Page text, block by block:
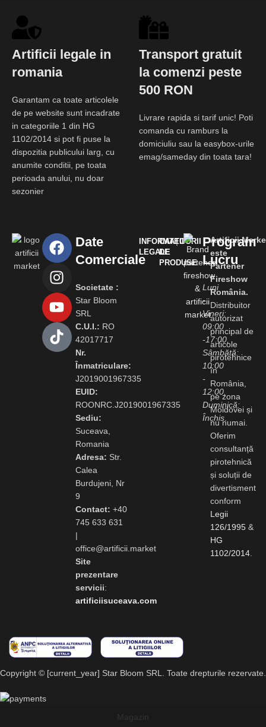
Artificii legale in
romania
Garantam ca toate articolele
de pe website sunt incadrate
in categoriile 1 din HG
1102/2014 si pot fi puse la
dispozitia publicului larg, cu
anumite conditii, pe toata
perioada anului, nu doar
sezonier
Transport gratuit
la comenzi peste
500 RON
Livrare rapida si tarif unic! Poti
comanda cu ramburs la
domiciuliu sau la easybox-urile
emag/sameday din toata tara!
Date
Comerciale
Societate :
Star Bloom
SRL
C.U.I.: RO
42017717
Nr.
Înmatriculare:
J2019001967335
EUID:
ROONRC.J2019001967335
Sediu:
Suceava,
Romania
Adresa: Str.
Calea
Burdujeni, Nr
9
Contact: +40
745 633 631
|
office@artificii.market
Site
prezentare
servicii:
artificiisuceava.com
INFORMAȚII
LEGALE
CATEGORII
DE
PRODUSE
Program
Lucru
Luni
-
Vineri:
09:00
-17:00,
Sâmbătă:
10:00
-
12:00,
Duminică:
Închis
este
Partener
Fireshow
România.
Distribuitor
autorizat
principal de
articole
pirotehnice
în
România,
pe zona
Moldovei și
nu numai.
Oferim
consultanță
pirotehnică
și soluții de
divertisment
conform
Legii
126/1995 &
HG
1102/2014
Copyright © [current_year] Star Bloom SRL. Toate drepturile rezervate.
Magazin